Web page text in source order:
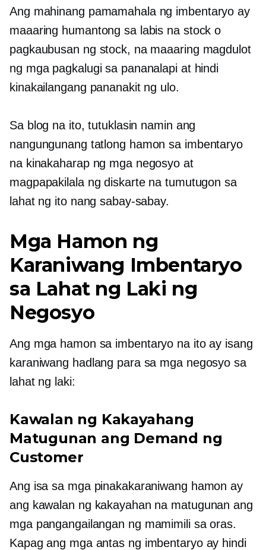
Ang mahinang pamamahala ng imbentaryo ay
maaaring humantong sa labis na stock o
pagkaubusan ng stock, na maaaring magdulot
ng mga pagkalugi sa pananalapi at hindi
kinakailangang pananakit ng ulo.
Sa blog na ito, tutuklasin namin ang
nangungunang tatlong hamon sa imbentaryo
na kinakaharap ng mga negosyo at
magpapakilala ng diskarte na tumutugon sa
lahat ng ito nang sabay-sabay.
Mga Hamon ng
Karaniwang Imbentaryo
sa Lahat ng Laki ng
Negosyo
Ang mga hamon sa imbentaryo na ito ay isang
karaniwang hadlang para sa mga negosyo sa
lahat ng laki:
Kawalan ng Kakayahang
Matugunan ang Demand ng
Customer
Ang isa sa mga pinakakaraniwang hamon ay
ang kawalan ng kakayahan na matugunan ang
mga pangangailangan ng mamimili sa oras.
Kapag ang mga antas ng imbentaryo ay hindi